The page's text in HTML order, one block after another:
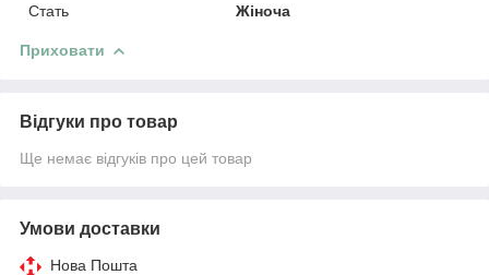
Стать
Жіноча
Приховати
Відгуки про товар
Ще немає відгуків про цей товар
Умови доставки
Нова Пошта